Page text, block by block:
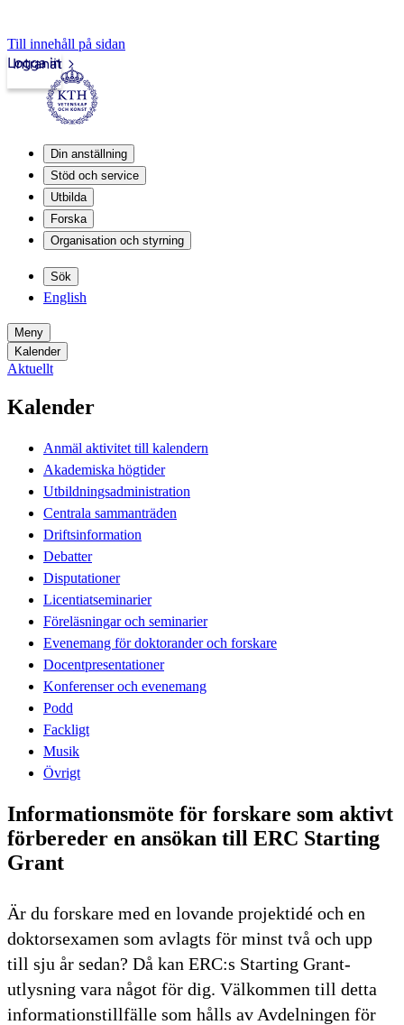
Till innehåll på sidan
Intranät
Logga in
Din anställning
Stöd och service
Utbilda
Forska
Organisation och styrning
Sök
English
Meny
Kalender
Aktuellt
Kalender
Anmäl aktivitet till kalendern
Akademiska högtider
Utbildningsadministration
Centrala sammanträden
Driftsinformation
Debatter
Disputationer
Licentiatseminarier
Föreläsningar och seminarier
Evenemang för doktorander och forskare
Docentpresentationer
Konferenser och evenemang
Podd
Fackligt
Musik
Övrigt
Informationsmöte för forskare som aktivt
förbereder en ansökan till ERC Starting
Grant
Är du forskare med en lovande projektidé och en
doktorsexamen som avlagts för minst två och upp
till sju år sedan? Då kan ERC:s Starting Grant-
utlysning vara något för dig. Välkommen till detta
informationstillfälle som hålls av Avdelningen för